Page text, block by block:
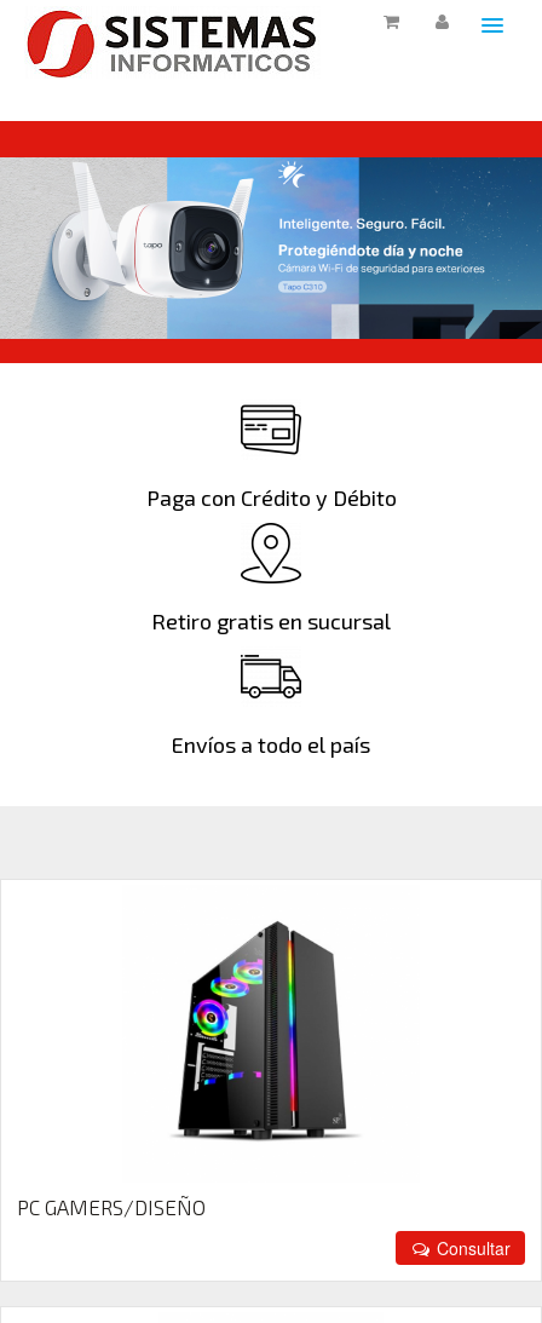
HOME
PRODUCTOS
CONTACTO
SERVICIOS
Paga con Crédito y Débito
Retiro gratis en sucursal
Envíos a todo el país
PC GAMERS/DISEÑO
Consultar